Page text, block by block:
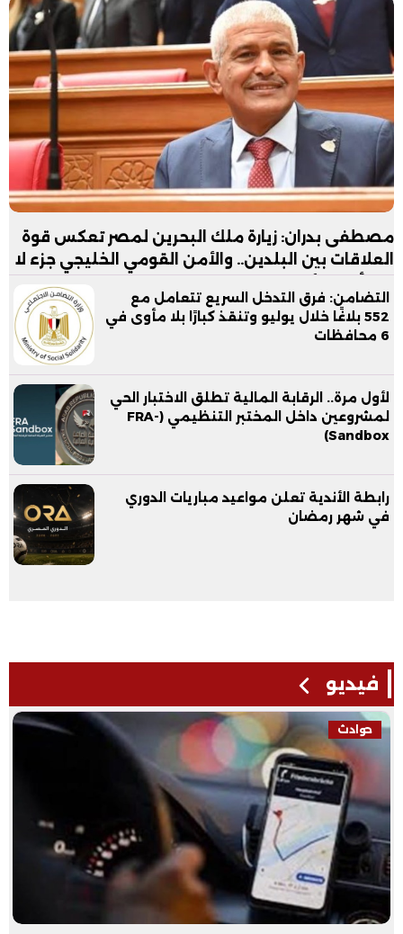
مصطفى بدران: زيارة ملك البحرين لمصر تعكس قوة
العلاقات بين البلدين.. والأمن القومي الخليجي جزء لا
التضامن: فرق التدخل السريع تتعامل مع
552 بلاغًا خلال يوليو وتنقذ كبارًا بلا مأوى في
6 محافظات
لأول مرة.. الرقابة المالية تطلق الاختبار الحي
لمشروعين داخل المختبر التنظيمي (FRA-
Sandbox)
رابطة الأندية تعلن مواعيد مباريات الدوري
في شهر رمضان
فيديو
حوادث